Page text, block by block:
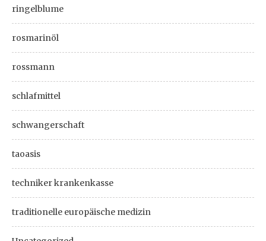
ringelblume
rosmarinöl
rossmann
schlafmittel
schwangerschaft
taoasis
techniker krankenkasse
traditionelle europäische medizin